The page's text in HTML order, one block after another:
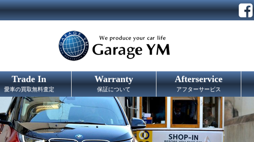
Trade In
愛車の買取無料査定
Warranty
保証について
Afterservice
アフターサービス